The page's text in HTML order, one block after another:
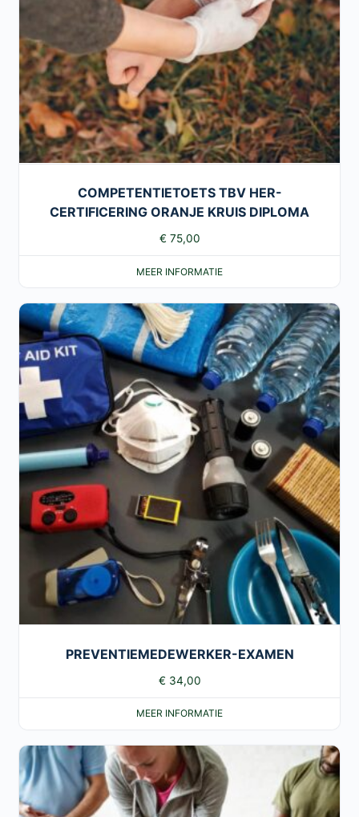
COMPETENTIETOETS TBV HER-
CERTIFICERING ORANJE KRUIS DIPLOMA
€ 75,00
MEER INFORMATIE
PREVENTIEMEDEWERKER-EXAMEN
€ 34,00
MEER INFORMATIE